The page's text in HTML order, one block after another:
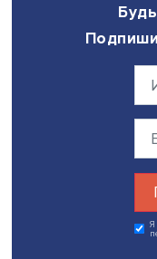
инструменты.
довольно
управление
Как напоминают
последние 30 лет
месторождений
исчерпывают свои
Kimberley Process,
месторождений
труднодоступных
1,5–2%, в то время
новые рудники,
будет снижаться в